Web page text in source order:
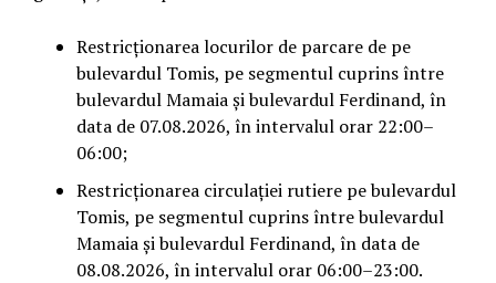
Restricționarea locurilor de parcare de pe
bulevardul Tomis, pe segmentul cuprins între
bulevardul Mamaia și bulevardul Ferdinand, în
data de 07.08.2026, în intervalul orar 22:00–
06:00;
Restricționarea circulației rutiere pe bulevardul
Tomis, pe segmentul cuprins între bulevardul
Mamaia și bulevardul Ferdinand, în data de
08.08.2026, în intervalul orar 06:00–23:00.